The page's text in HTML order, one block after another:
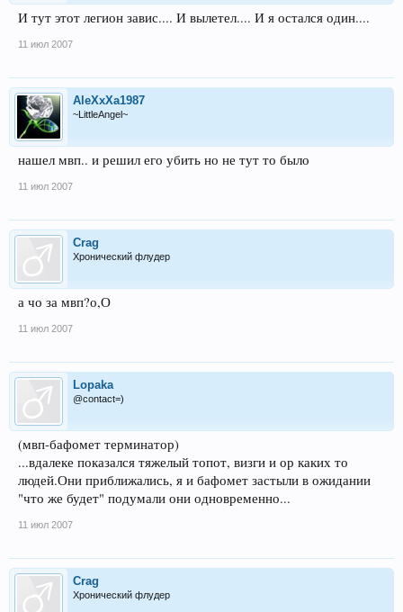
И тут этот легион завис.... И вылетел.... И я остался один....
11 июл 2007
AleXxXa1987
~LittleAngel~
нашел мвп.. и решил его убить но не тут то было
11 июл 2007
Crag
Хронический флудер
а чо за мвп?о,О
11 июл 2007
Lopaka
@contact=)
(мвп-бафомет терминатор)
...вдалеке показался тяжелый топот, визги и ор каких то
людей.Они приближались, я и бафомет застыли в ожидании
"что же будет" подумали они одновременно...
11 июл 2007
Crag
Хронический флудер